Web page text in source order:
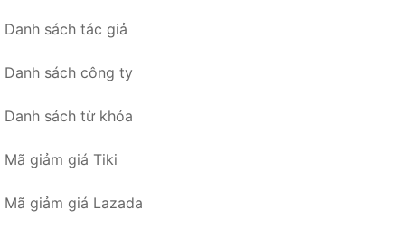
Danh sách tác giả
Danh sách công ty
Danh sách từ khóa
Mã giảm giá Tiki
Mã giảm giá Lazada